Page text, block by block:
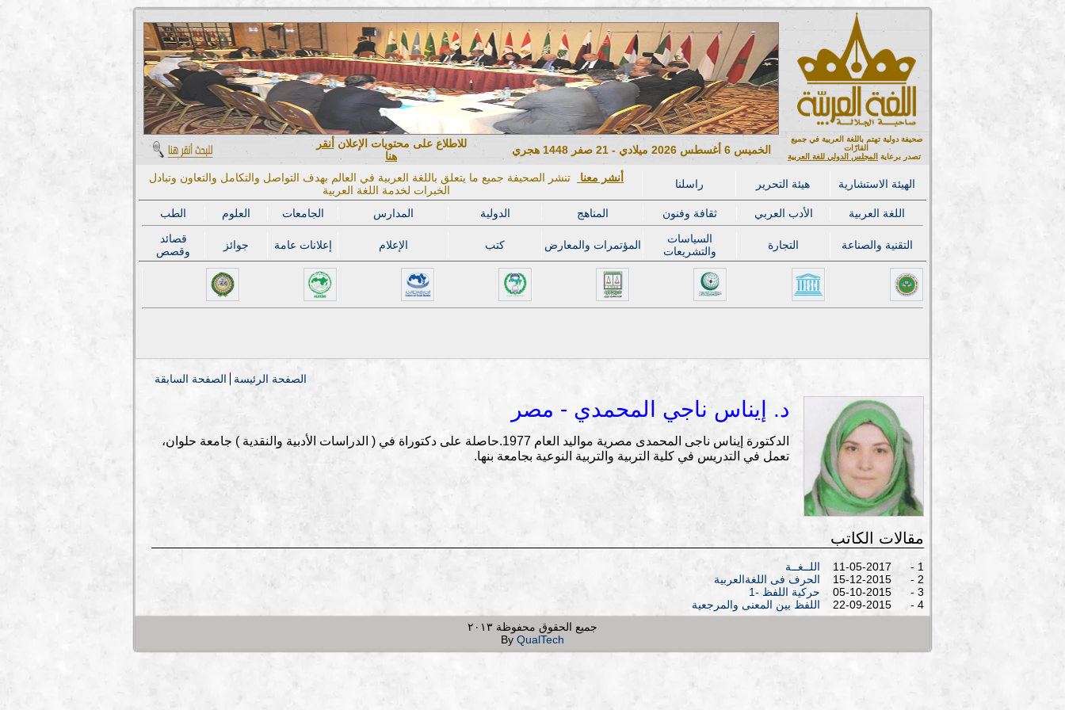
للاطلاع على محتويات الإعلان أنقر
هنا
صحيفة دولية تهتم باللغة العربية في جميع
القارّات
تصدر برعاية
المجلس الدولي للغة العربية
أنشر معنا
تنشر الصحيفة جميع ما يتعلق باللغة العربية في العالم بهدف التواصل والتكامل والتعاون وتبادل
الخبرات لخدمة اللغة العربية
راسلنا هيئة التحرير الهيئة الاستشارية
الطب العلوم الجامعات المدارس الدولية المناهج ثقافة وفنون الأدب العربي
اللغة العربية
قصائد
وقصص
جوائز إعلانات عامة الإعلام كتب المؤتمرات والمعارض
السياسات
والتشريعات
التجارة التقنية والصناعة
الصفحة السابقة الصفحة الرئيسة
د. إيناس ناجي المحمدي - مصر
الدكتورة إيناس ناجى المحمدى مصرية مواليد العام 1977.حاصلة على دكتوراة في ( الدراسات الأدبية والنقدية ) جامعة حلوان،
تعمل في التدريس في كلية التربية والتربية النوعية بجامعة بنها.
مقالات الكاتب
1 - 11-05-2017
اللــغــة
2 - 15-12-2015
الحرف فى اللغةالعربية
3 - 05-10-2015
حركية اللفظ -1
4 - 22-09-2015
اللفظ بين المعنى والمرجعية
جميع الحقوق محفوظة ٢٠١٣
By QualTech